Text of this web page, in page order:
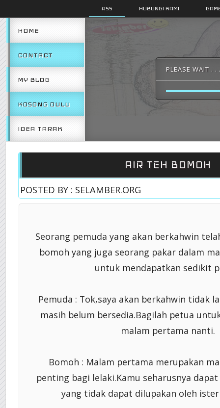
RSS HUBUNGI KAMI
HOME
CONTACT
MY BLOG
KOSONG DULU
IDEA TARAK
PLEASE WAIT . .
AIR TEH BOMOH
POSTED BY : SELAMBER.ORG
Seorang pemuda yang akan berkahwin
bomoh yang juga seorang pakar dalam
untuk mendapatkan sedikit
Pemuda : Tok,saya akan berkahwin tidak
masih belum bersedia.Bagilah petua
malam pertama nanti.
Bomoh : Malam pertama merupakan
penting bagi lelaki.Kamu seharusnya
yang tidak dapat dilupakan oleh